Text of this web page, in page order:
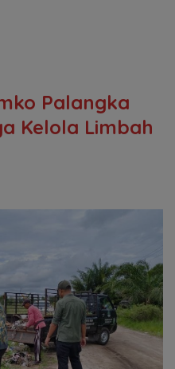
Palangka
Kelola Limbah